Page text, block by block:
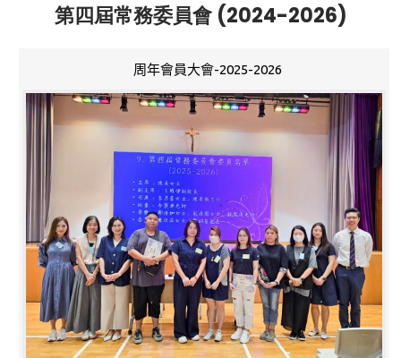
第四屆常務委員會 (2024-2026)
周年會員大會-2025-2026